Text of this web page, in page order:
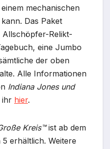
mechanischen
Das Paket
Allschöpfer-Relikt-
eine Jumbo
der oben
Alle Informationen
Indiana Jones und
hier.
Kreis™ist ab dem
erhältlich. Weitere